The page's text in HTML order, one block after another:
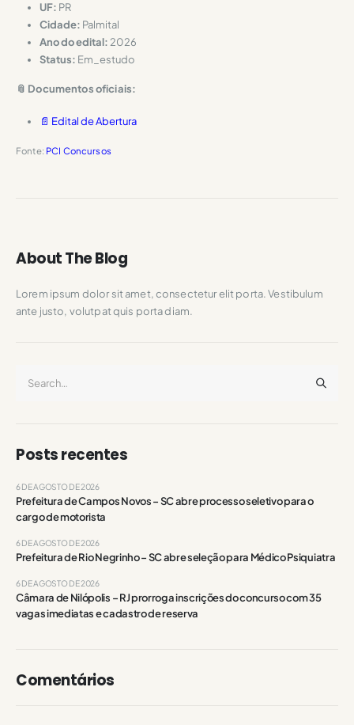
UF: PR
Cidade: Palmital
Ano do edital:2026
Status: Em_estudo
📎 Documentos oficiais:
📄 Edital de Abertura
Fonte: PCI Concursos
About The Blog
Lorem ipsum dolor sit amet, consectetur elit porta. Vestibulum
ante justo, volutpat quis porta diam.
Posts recentes
Prefeitura de Campos Novos – SC abre processo seletivo para o
cargo de motorista
6 DE AGOSTO DE 2026
Prefeitura de Rio Negrinho – SC abre seleção para Médico Psiquiatra
6 DE AGOSTO DE 2026
Câmara de Nilópolis – RJ prorroga inscrições do concurso com 35
vagas imediatas e cadastro de reserva
6 DE AGOSTO DE 2026
Comentários